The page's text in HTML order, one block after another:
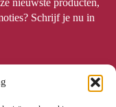
nieuwste producten,
Schrijf je nu in